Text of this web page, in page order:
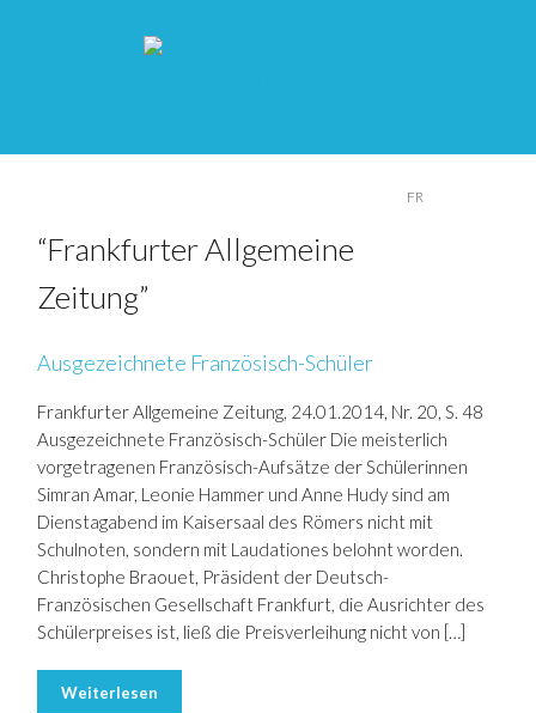
FR
“Frankfurter Allgemeine
Zeitung”
Ausgezeichnete Französisch-Schüler
Frankfurter Allgemeine Zeitung, 24.01.2014, Nr. 20, S. 48
Ausgezeichnete Französisch-Schüler Die meisterlich
vorgetragenen Französisch-Aufsätze der Schülerinnen
Simran Amar, Leonie Hammer und Anne Hudy sind am
Dienstagabend im Kaisersaal des Römers nicht mit
Schulnoten, sondern mit Laudationes belohnt worden.
Christophe Braouet, Präsident der Deutsch-
Französischen Gesellschaft Frankfurt, die Ausrichter des
Schülerpreises ist, ließ die Preisverleihung nicht von […]
Weiterlesen